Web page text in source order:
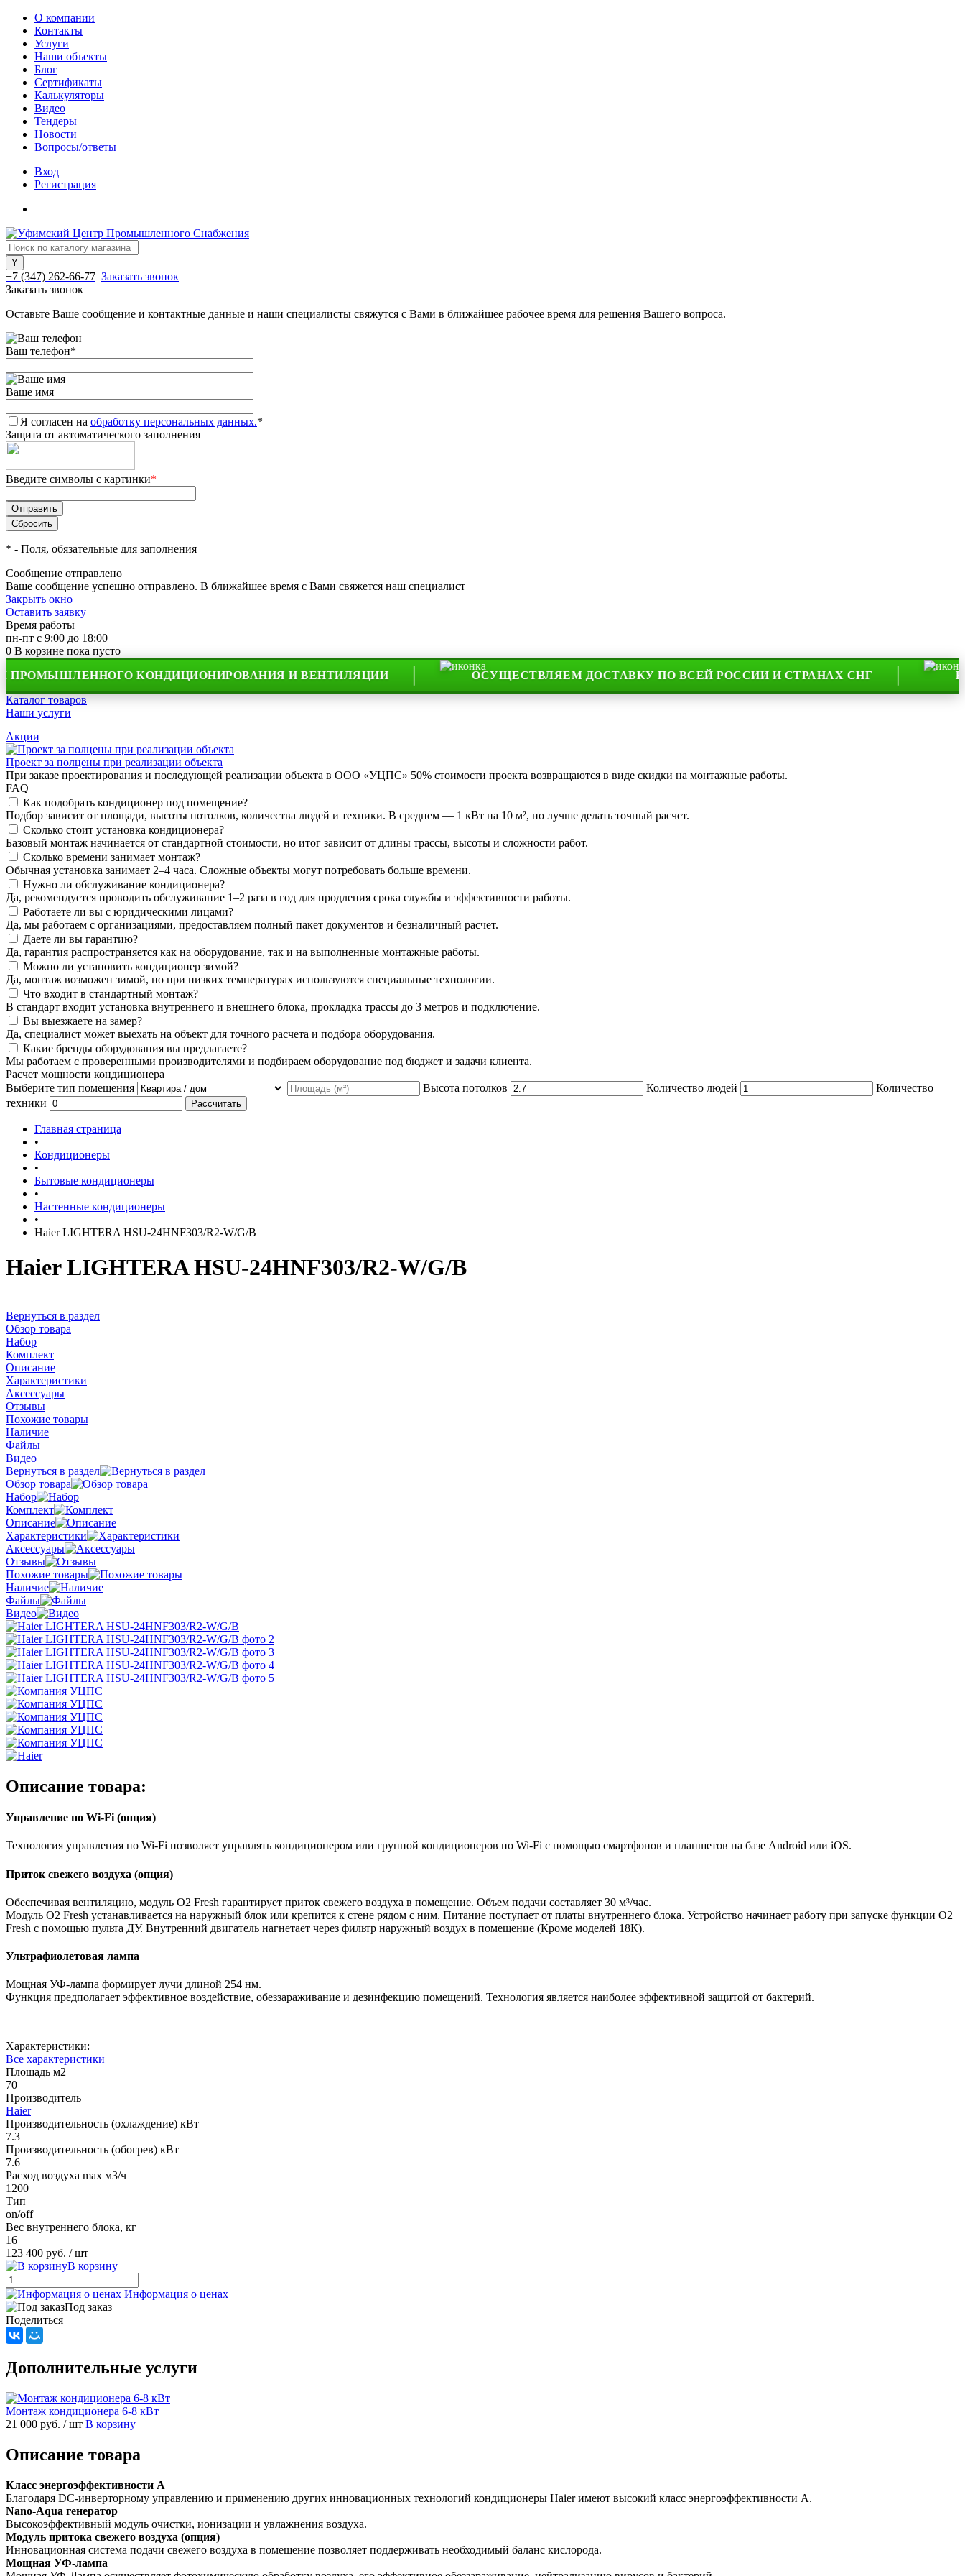
О компании
Контакты
Услуги
Наши объекты
Блог
Сертификаты
Калькуляторы
Видео
Тендеры
Новости
Вопросы/ответы
Вход
Регистрация
+7 (347) 262-66-77 Заказать звонок
Заказать звонок
Оставьте Ваше сообщение и контактные данные и наши специалисты свяжутся с Вами в ближайшее рабочее время для решения Вашего вопроса.
Ваш телефон*
Ваше имя
Я согласен на обработку персональных данных.*
Защита от автоматического заполнения
Введите символы с картинки*
* - Поля, обязательные для заполнения
Сообщение отправлено
Ваше сообщение успешно отправлено. В ближайшее время с Вами свяжется наш специалист
Закрыть окно
Оставить заявку
Время работы
пн-пт с 9:00 до 18:00
0 В корзине пока пусто
КОНДИЦИОНИРОВАНИЯ И ВЕНТИЛЯЦИИ
ОСУЩЕСТВЛЯЕМ ДОСТАВКУ ПО ВСЕЙ РОССИИ И СТРАНАХ СНГ
НА
Каталог товаров
Наши услуги
Акции
Проект за полцены при реализации объекта
При заказе проектирования и последующей реализации объекта в ООО «УЦПС» 50% стоимости проекта возвращаются в виде скидки на монтажные работы.
FAQ
Как подобрать кондиционер под помещение?
Подбор зависит от площади, высоты потолков, количества людей и техники. В среднем — 1 кВт на 10 м², но лучше делать точный расчет.
Сколько стоит установка кондиционера?
Базовый монтаж начинается от стандартной стоимости, но итог зависит от длины трассы, высоты и сложности работ.
Сколько времени занимает монтаж?
Обычная установка занимает 2–4 часа. Сложные объекты могут потребовать больше времени.
Нужно ли обслуживание кондиционера?
Да, рекомендуется проводить обслуживание 1–2 раза в год для продления срока службы и эффективности работы.
Работаете ли вы с юридическими лицами?
Да, мы работаем с организациями, предоставляем полный пакет документов и безналичный расчет.
Даете ли вы гарантию?
Да, гарантия распространяется как на оборудование, так и на выполненные монтажные работы.
Можно ли установить кондиционер зимой?
Да, монтаж возможен зимой, но при низких температурах используются специальные технологии.
Что входит в стандартный монтаж?
В стандарт входит установка внутреннего и внешнего блока, прокладка трассы до 3 метров и подключение.
Вы выезжаете на замер?
Да, специалист может выехать на объект для точного расчета и подбора оборудования.
Какие бренды оборудования вы предлагаете?
Мы работаем с проверенными производителями и подбираем оборудование под бюджет и задачи клиента.
Расчет мощности кондиционера
Выберите тип помещения
Высота потолков Количество людей
Количество
техники
Рассчитать
Главная страница
•
Кондиционеры
•
Бытовые кондиционеры
•
Настенные кондиционеры
•
Haier LIGHTERA HSU-24HNF303/R2-W/G/B
Haier LIGHTERA HSU-24HNF303/R2-W/G/B
Вернуться в раздел
Обзор товара
Набор
Комплект
Описание
Характеристики
Аксессуары
Отзывы
Похожие товары
Наличие
Файлы
Видео
Вернуться в раздел
Обзор товара
Набор
Комплект
Описание
Характеристики
Аксессуары
Отзывы
Похожие товары
Наличие
Файлы
Видео
Описание товара:
Управление по Wi-Fi (опция)
Технология управления по Wi-Fi позволяет управлять кондиционером или группой кондиционеров по Wi-Fi с помощью смартфонов и планшетов на базе Android или iOS.
Приток свежего воздуха (опция)
Обеспечивая вентиляцию, модуль O2 Fresh гарантирует приток свежего воздуха в помещение. Объем подачи составляет 30 м³/час.
Модуль O2 Fresh устанавливается на наружный блок или крепится к стене рядом с ним. Питание поступает от платы внутреннего блока. Устройство начинает работу при запуске функции O2
Fresh с помощью пульта ДУ. Внутренний двигатель нагнетает через фильтр наружный воздух в помещение (Кроме моделей 18К).
Ультрафиолетовая лампа
Мощная УФ-лампа формирует лучи длиной 254 нм.
Функция предполагает эффективное воздействие, обеззараживание и дезинфекцию помещений. Технология является наиболее эффективной защитой от бактерий.
Характеристики:
Все характеристики
Площадь м2
70
Производитель
Haier
Производительность (охлаждение) кВт
7.3
Производительность (обогрев) кВт
7.6
Расход воздуха max м3/ч
1200
Тип
on/off
Вес внутреннего блока, кг
16
123 400 руб. / шт
В корзину
Информация о ценах
Под заказ
Поделиться
Дополнительные услуги
Монтаж кондиционера 6-8 кВт
21 000 руб. / шт В корзину
Описание товара
Класс энергоэффективности A
Благодаря DC-инверторному управлению и применению других инновационных технологий кондиционеры Haier имеют высокий класс энергоэффективности А.
Nano-Aqua генератор
Высокоэффективный модуль очистки, ионизации и увлажнения воздуха.
Модуль притока свежего воздуха (опция)
Инновационная система подачи свежего воздуха в помещение позволяет поддерживать необходимый баланс кислорода.
Мощная УФ-лампа